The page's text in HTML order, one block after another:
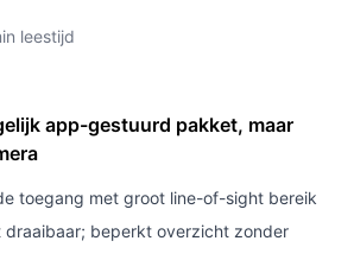
leestijd
app-gestuurd pakket, maar
toegang met groot line-of-sight bereik
draaibaar; beperkt overzicht zonder